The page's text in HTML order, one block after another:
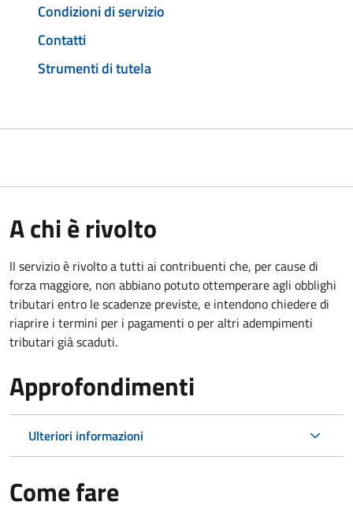
Condizioni di servizio
Contatti
Strumenti di tutela
A chi è rivolto
Il servizio è rivolto a tutti ai contribuenti che, per cause di
forza maggiore, non abbiano potuto ottemperare agli obblighi
tributari entro le scadenze previste, e intendono chiedere di
riaprire i termini per i pagamenti o per altri adempimenti
tributari già scaduti.
Approfondimenti
Ulteriori informazioni
Come fare